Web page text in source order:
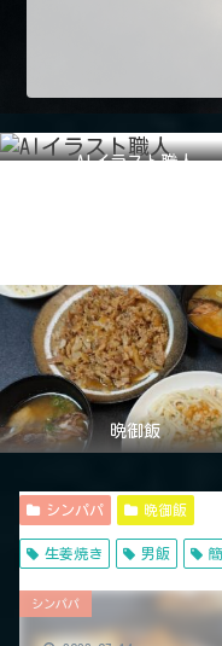
AIイラスト職人
晩御飯
シンパパ 晩御飯
生姜焼き 男飯
シンパパ